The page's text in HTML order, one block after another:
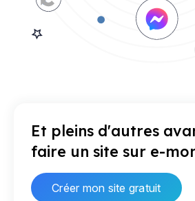
Et pleins d'autres
faire un site sur e-
Créer mon site gratuit